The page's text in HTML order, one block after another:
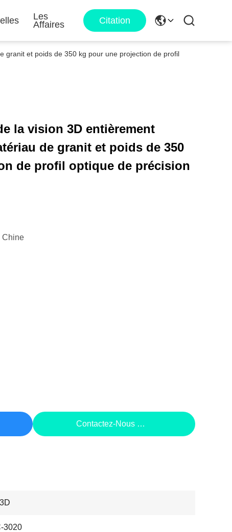
Les
Affaires
Citation
granit et poids de 350 kg pour une projection de profil
la vision 3D entièrement
de granit et poids de 350
de profil optique de précision
Chine
Contactez-Nous Maintenant
3020